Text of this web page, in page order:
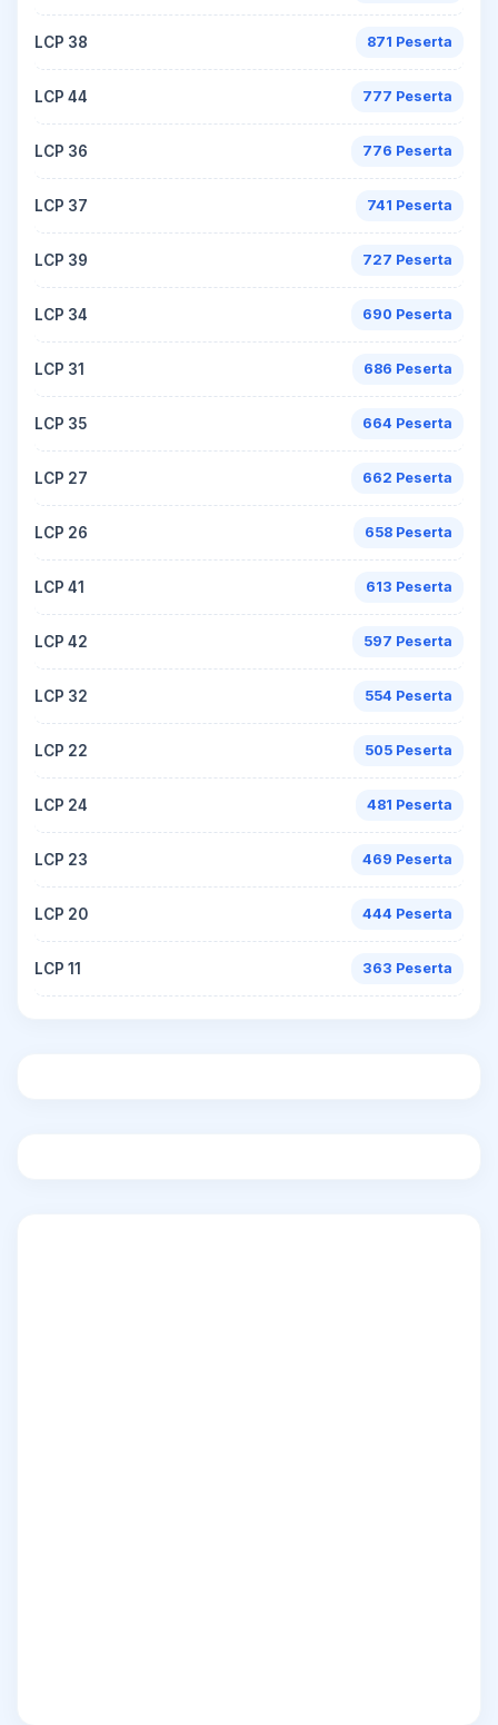
LCP 38 871 Peserta
LCP 44 777 Peserta
LCP 36 776 Peserta
LCP 37 741 Peserta
LCP 39 727 Peserta
LCP 34 690 Peserta
LCP 31 686 Peserta
LCP 35 664 Peserta
LCP 27 662 Peserta
LCP 26 658 Peserta
LCP 41 613 Peserta
LCP 42 597 Peserta
LCP 32 554 Peserta
LCP 22 505 Peserta
LCP 24 481 Peserta
LCP 23 469 Peserta
LCP 20 444 Peserta
LCP 11 363 Peserta